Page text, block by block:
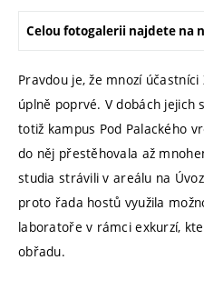
Celou fotogalerii najdete na
Pravdou je, že mnozí
úplně poprvé. V dobách jejich
totiž kampus Pod Palackého
do něj přestěhovala až
studia strávili v areálu na
proto řada hostů využila
laboratoře v rámci exkurzí,
obřadu.